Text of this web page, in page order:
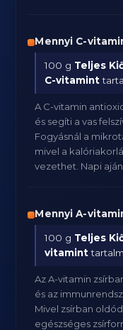
Mennyi C-
100 g Teljes
C-vitamint
A C-vitamin
és segíti a vas
Fogyásnál a
mivel a
vezethet. Napi
Mennyi A-
100 g Teljes
vitamint
Az A-vitamin
és az
Mivel zsírban
egészséges